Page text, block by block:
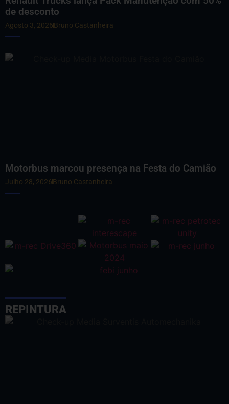
de desconto
Agosto 3, 2026Bruno Castanheira
Motorbus marcou presença na Festa do Camião
Julho 28, 2026Bruno Castanheira
REPINTURA